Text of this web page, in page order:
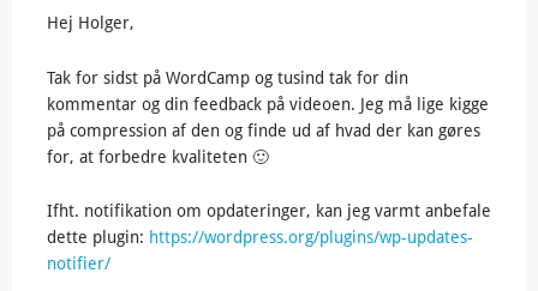
Hej Holger,
Tak for sidst på WordCamp og tusind tak for din
kommentar og din feedback på videoen. Jeg må lige kigge
på compression af den og finde ud af hvad der kan gøres
for, at forbedre kvaliteten 🙂
Ifht. notifikation om opdateringer, kan jeg varmt anbefale
dette plugin: https://wordpress.org/plugins/wp-updates-
notifier/